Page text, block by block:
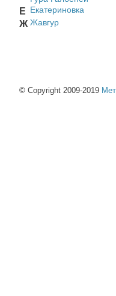
Е Екатериновка
Ж Жавгур
© Copyright 2009-2019